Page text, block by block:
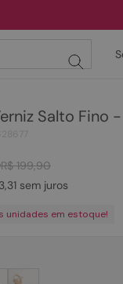
Salto Fino -
R$ 199,90
,31sem juros
unidades em estoque!